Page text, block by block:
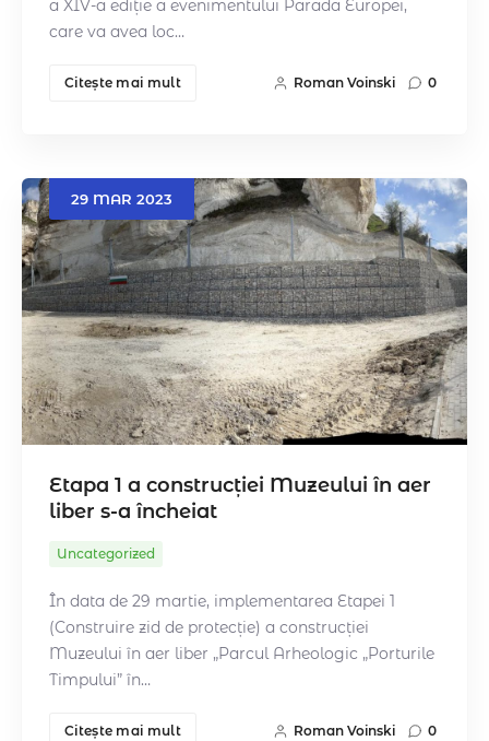
a XIV-a ediție a evenimentului Parada Europei,
care va avea loc…
Citeşte mai mult Roman Voinski 0
29 MAR 2023
Etapa 1 a construcției Muzeului în aer
liber s-a încheiat
Uncategorized
În data de 29 martie, implementarea Etapei 1
(Construire zid de protecție) a construcției
Muzeului în aer liber „Parcul Arheologic „Porturile
Timpului” în…
Citeşte mai mult Roman Voinski 0